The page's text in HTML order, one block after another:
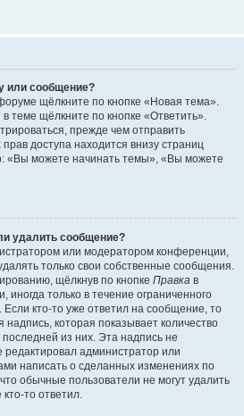
или сообщение?
щёлкните по кнопке «Новая тема».
теме щёлкните по кнопке «Ответить».
прежде чем отправить
доступа находится внизу страниц
«Вы можете начинать темы», «Вы можете
удалить сообщение?
или модератором конференции,
только свои собственные сообщения.
щёлкнув по кнопке Правка в
только в течение ограниченного
кто-то уже ответил на сообщение, то
которая показывает количество
из них. Эта надпись не
администратор или
написать о сделанных изменениях по
обычные пользователи не могут удалить
то ответил.